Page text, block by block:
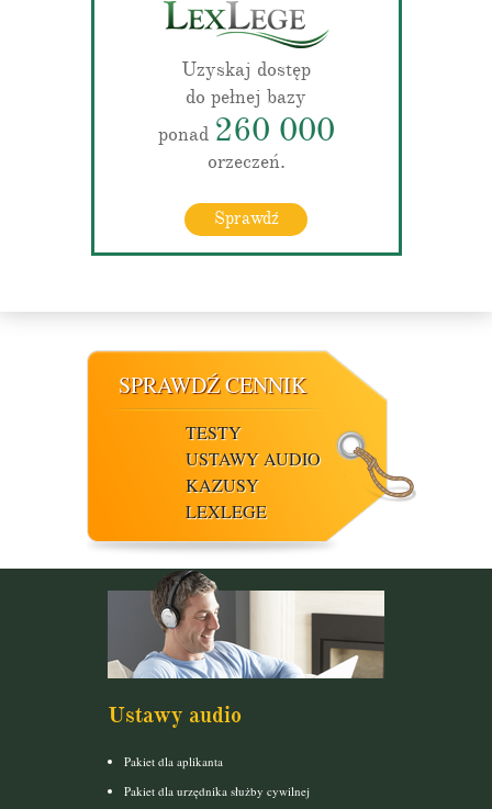
Uzyskaj dostęp
do pełnej bazy
ponad 260 000
orzeczeń.
Sprawdź
SPRAWDŹ CENNIK
TESTY
USTAWY AUDIO
KAZUSY
LEXLEGE
Ustawy audio
Pakiet dla aplikanta
Pakiet dla urzędnika służby cywilnej